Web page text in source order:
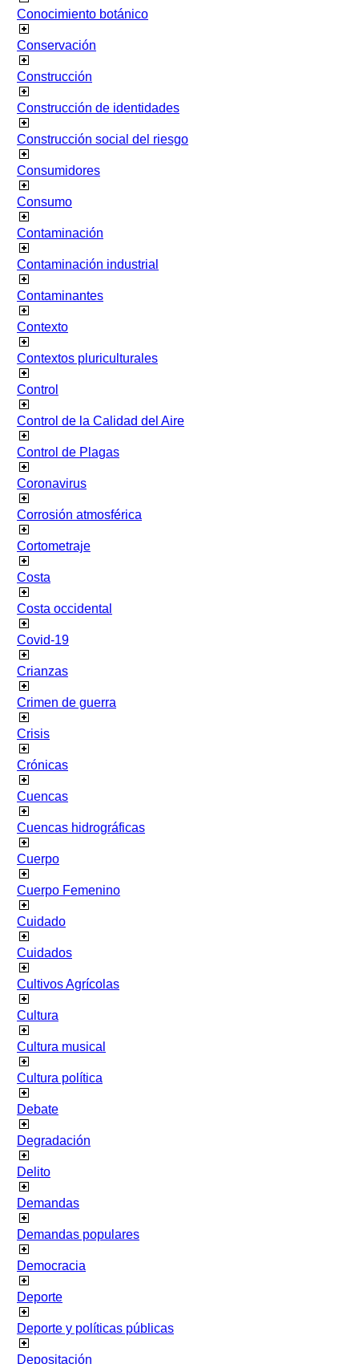
Conocimiento botánico
Conservación
Construcción
Construcción de identidades
Construcción social del riesgo
Consumidores
Consumo
Contaminación
Contaminación industrial
Contaminantes
Contexto
Contextos pluriculturales
Control
Control de la Calidad del Aire
Control de Plagas
Coronavirus
Corrosión atmosférica
Cortometraje
Costa
Costa occidental
Covid-19
Crianzas
Crimen de guerra
Crisis
Crónicas
Cuencas
Cuencas hidrográficas
Cuerpo
Cuerpo Femenino
Cuidado
Cuidados
Cultivos Agrícolas
Cultura
Cultura musical
Cultura política
Debate
Degradación
Delito
Demandas
Demandas populares
Democracia
Deporte
Deporte y políticas públicas
Depositación